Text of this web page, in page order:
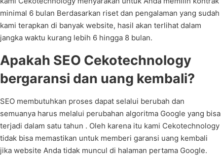
minimal 6 bulan Berdasarkan riset dan pengalaman yang sudah
kami terapkan di banyak website, hasil akan terlihat dalam
jangka waktu kurang lebih 6 hingga 8 bulan.
Apakah SEO Cekotechnology
bergaransi dan uang kembali?
SEO membutuhkan proses dapat selalui berubah dan
semuanya harus melalui perubahan algoritma Google yang bisa
terjadi dalam satu tahun . Oleh karena itu kami Cekotechnology
tidak bisa memastikan untuk memberi garansi uang kembali
jika website Anda tidak muncul di halaman pertama Google.